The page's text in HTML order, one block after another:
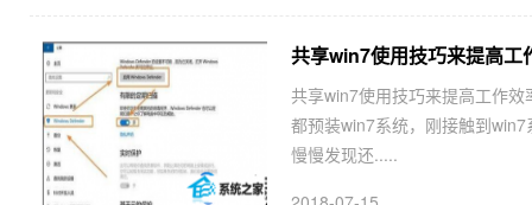
共享win7使用技巧来提高工
共享win7使用技巧来提高工作
都预装win7系统，刚接触到
慢慢发现还.....